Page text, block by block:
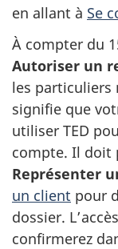
en allant à Se
À compter du
Autoriser un
les particuliers
signifie que
utiliser TED
compte. Il doit
Représenter
un client pour
dossier.
confirmerez